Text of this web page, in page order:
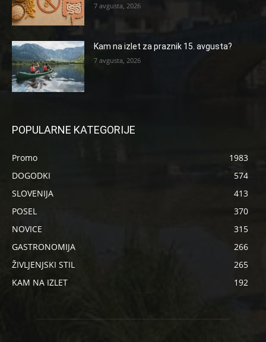
7 avgusta, 2026
Kam na izlet za praznik 15. avgusta?
7 avgusta, 2026
POPULARNE KATEGORIJE
Promo
1983
DOGODKI
574
SLOVENIJA
413
POSEL
370
NOVICE
315
GASTRONOMIJA
266
ŽIVLJENJSKI STIL
265
KAM NA IZLET
192